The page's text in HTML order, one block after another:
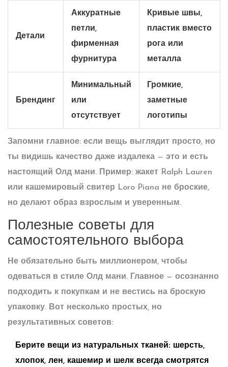
Детали
Аккуратные
петли,
фирменная
фурнитура
Кривые швы,
пластик вместо
рога или
металла
Брендинг
Минимальный
или
отсутствует
Громкие,
заметные
логотипы
Запомни главное: если вещь выглядит просто, но
ты видишь качество даже издалека — это и есть
настоящий Олд мани. Пример: жакет Ralph Lauren
или кашемировый свитер Loro Piana не броские,
но делают образ взрослым и уверенным.
Полезные советы для
самостоятельного выбора
Не обязательно быть миллионером, чтобы
одеваться в стиле Олд мани. Главное — осознанно
подходить к покупкам и не вестись на броскую
упаковку. Вот несколько простых, но
результативных советов:
Берите вещи из натуральных тканей: шерсть,
хлопок, лен, кашемир и шелк всегда смотрятся